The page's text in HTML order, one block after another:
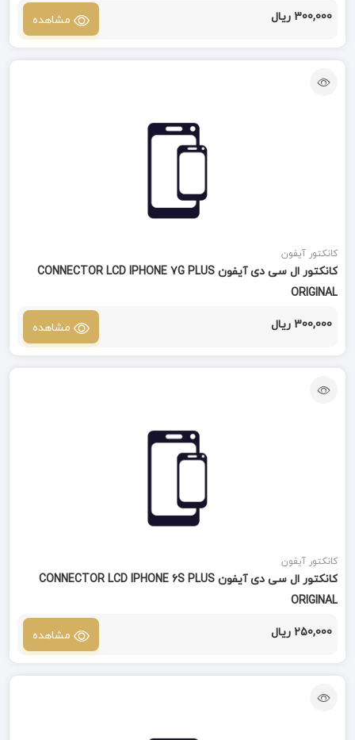
300,000 ریال مشاهده
کانکتور آیفون
کانکتور ال سی دی آیفون CONNECTOR LCD IPHONE 7G PLUS
ORIGINAL
300,000 ریال مشاهده
کانکتور آیفون
کانکتور ال سی دی آیفون CONNECTOR LCD IPHONE 6S PLUS
ORIGINAL
250,000 ریال مشاهده